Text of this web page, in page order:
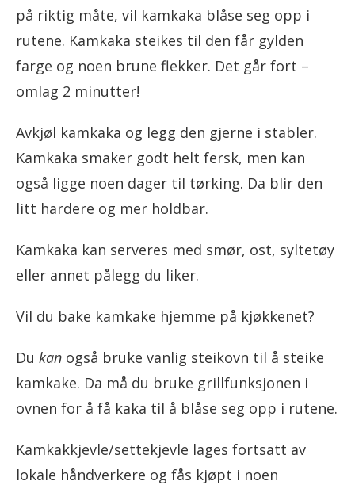
på riktig måte, vil kamkaka blåse seg opp i
rutene. Kamkaka steikes til den får gylden
farge og noen brune flekker. Det går fort –
omlag 2 minutter!
Avkjøl kamkaka og legg den gjerne i stabler.
Kamkaka smaker godt helt fersk, men kan
også ligge noen dager til tørking. Da blir den
litt hardere og mer holdbar.
Kamkaka kan serveres med smør, ost, syltetøy
eller annet pålegg du liker.
Vil du bake kamkake hjemme på kjøkkenet?
Du kan også bruke vanlig steikovn til å steike
kamkake. Da må du bruke grillfunksjonen i
ovnen for å få kaka til å blåse seg opp i rutene.
Kamkakkjevle/settekjevle lages fortsatt av
lokale håndverkere og fås kjøpt i noen